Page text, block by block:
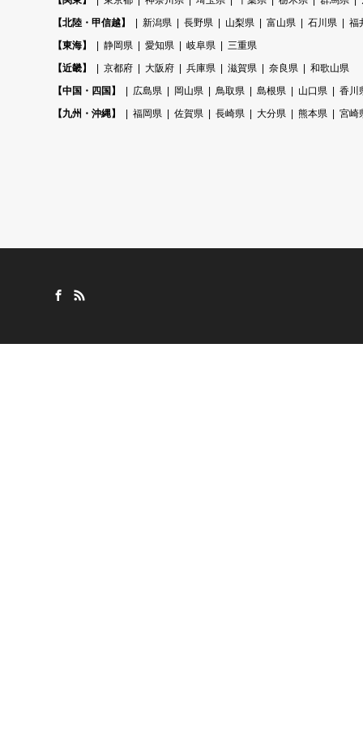
【北陸・甲信越】
新潟県 長野県 山梨県 富山県 石川県
福
【東海】
静岡県 愛知県 岐阜県
三重県
【近畿】
京都府 大阪府 兵庫県 滋賀県 奈良県
和歌山県
【中国・四国】
広島県 岡山県 鳥取県 島根県 山口県
香川
【九州・沖縄】
福岡県 佐賀県 長崎県 大分県 熊本県 宮崎